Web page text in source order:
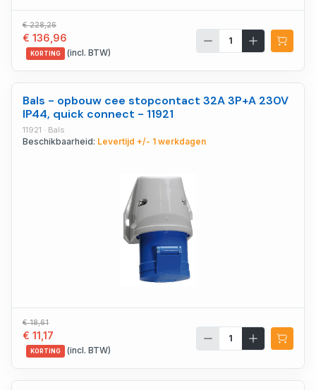
€ 228,26
€ 136,96
KORTING (incl. BTW)
Bals - opbouw cee stopcontact 32A 3P+A 230V
IP44, quick connect - 11921
11921 · Bals
Beschikbaarheid: Levertijd +/- 1 werkdagen
€ 18,61
€ 11,17
KORTING (incl. BTW)